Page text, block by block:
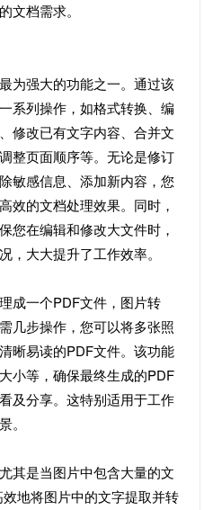
文档需求。
为强大的功能之一。通过该
系列操作，如格式转换、编
修改已有文字内容、合并文
整页面顺序等。无论是修订
敏感信息、添加新内容，您
效的文档处理效果。同时，
您在编辑和修改大文件时，
，大大提升了工作效率。
成一个PDF文件，图片转
几步操作，您可以将多张照
晰易读的PDF文件。该功能
小等，确保最终生成的PDF
及分享。这特别适用于工作
。
其是当图片中包含大量的文
地将图片中的文字提取并转